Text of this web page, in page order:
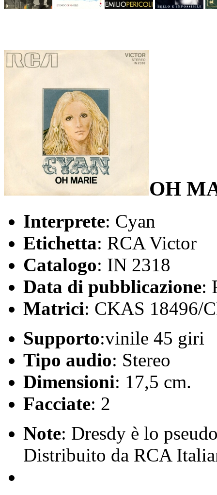
OH
Interprete: Cyan
Etichetta: RCA Victor
Catalogo: IN 2318
Data di pubblicazione:
Matrici: CKAS 18496/
Supporto:vinile 45 giri
Tipo audio: Stereo
Dimensioni: 17,5 cm.
Facciate: 2
Note: Dresdy è lo
Distribuito da RCA